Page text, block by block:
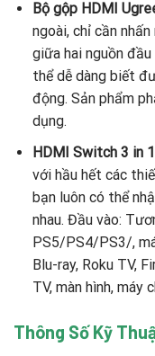
Bộ gộp HDMI
ngoài, chỉ cần
giữa hai nguồn
thể dễ dàng biết
động. Sản phẩm
dụng.
HDMI Switch 3 in
với hầu hết các
bạn luôn có thể
nhau. Đầu vào:
PS5/PS4/PS3/,
Blu-ray, Roku TV,
TV, màn hình, máy
Thông Số Kỹ